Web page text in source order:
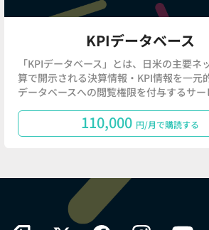
KPIデータベース
「KPIデータベース」とは、日米の主要ネ
算で開示される決算情報・KPI情報を一元
データベースへの閲覧権限を付与するサー
110,000 円/月で購読する